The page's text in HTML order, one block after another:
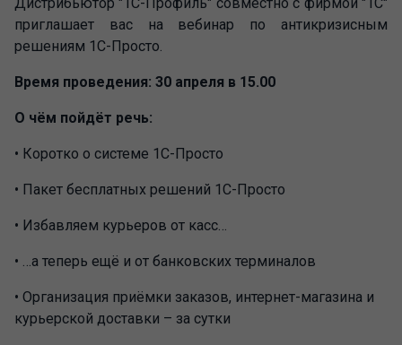
приглашает вас на вебинар по антикризисным
решениям 1С-Просто.
Время проведения: 30 апреля в 15.00
О чём пойдёт речь:
• Коротко о системе 1С-Просто
• Пакет бесплатных решений 1С-Просто
• Избавляем курьеров от касс…
• …а теперь ещё и от банковских терминалов
• Организация приёмки заказов, интернет-магазина и
курьерской доставки – за сутки